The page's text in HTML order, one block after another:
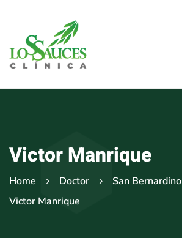
Victor Manrique
Home Doctor
San Bernardino
Victor Manrique